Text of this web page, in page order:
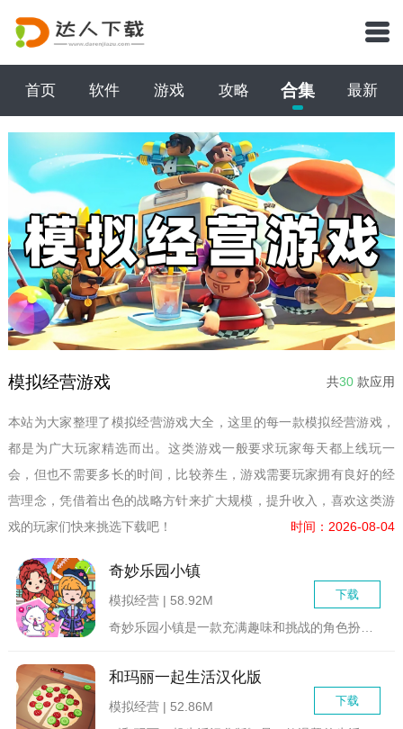
首页 软件 游戏 攻略 合集 最新
模拟经营游戏 共30 款应用
本站为大家整理了模拟经营游戏大全，这里的每一款模拟经营游戏，
都是为广大玩家精选而出。这类游戏一般要求玩家每天都上线玩一
会，但也不需要多长的时间，比较养生，游戏需要玩家拥有良好的经
营理念，凭借着出色的战略方针来扩大规模，提升收入，喜欢这类游
戏的玩家们快来挑选下载吧！
时间：2026-08-04
奇妙乐园小镇
下载
模拟经营 | 58.92M
和玛丽一起生活汉化版
下载
模拟经营 | 52.86M